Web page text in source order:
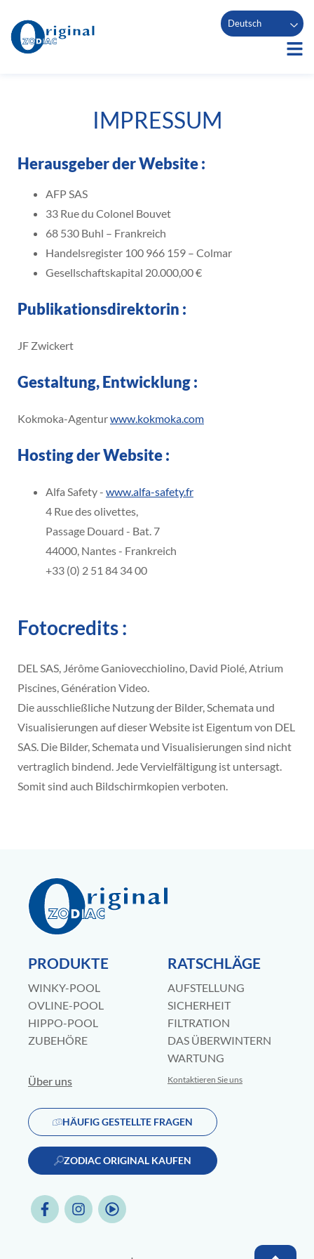
Deutsch
IMPRESSUM
Herausgeber der Website :
AFP SAS
33 Rue du Colonel Bouvet
68 530 Buhl – Frankreich
Handelsregister 100 966 159 – Colmar
Gesellschaftskapital 20.000,00 €
Publikationsdirektorin :
JF Zwickert
Gestaltung, Entwicklung :
Kokmoka-Agenturwww.kokmoka.com
Hosting der Website :
Alfa Safety - www.alfa-safety.fr
4 Rue des olivettes,
Passage Douard - Bat. 7
44000, Nantes - Frankreich
+33 (0) 2 51 84 34 00
Fotocredits :
DEL SAS, Jérôme Ganiovecchiolino, David Piolé, Atrium
Piscines, Génération Video.
Die ausschließliche Nutzung der Bilder, Schemata und
Visualisierungen auf dieser Website ist Eigentum von DEL
SAS. Die Bilder, Schemata und Visualisierungen sind nicht
vertraglich bindend. Jede Vervielfältigung ist untersagt.
Somit sind auch Bildschirmkopien verboten.
PRODUKTE
WINKY-POOL
OVLINE-POOL
HIPPO-POOL
ZUBEHÖRE
Über uns
RATSCHLÄGE
AUFSTELLUNG
SICHERHEIT
FILTRATION
DAS ÜBERWINTERN
WARTUNG
Kontaktieren Sie uns
HÄUFIG GESTELLTE FRAGEN
ZODIAC ORIGINAL KAUFEN